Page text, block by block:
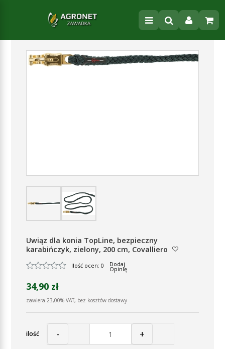
Uwiąz dla konia TopLine, bezpieczny
karabińczyk, zielony, 200 cm, Covalliero
Ilość ocen: 0 Dodaj
Opinię
34,90 zł
zawiera 23,00% VAT, bez kosztów dostawy
ilość - +